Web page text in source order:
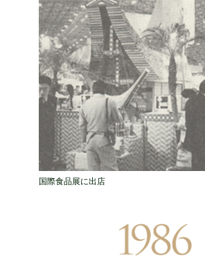
国際食品展に出店